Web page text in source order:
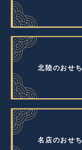
北陸のおせち
名店のおせち